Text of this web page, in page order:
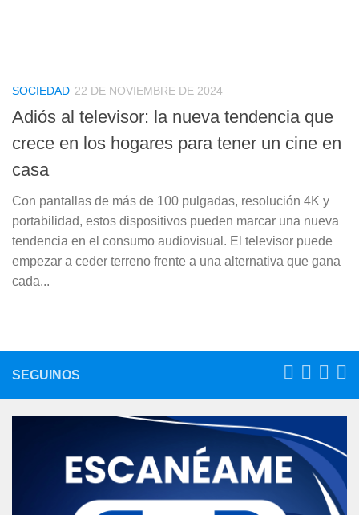
SOCIEDAD 22 DE NOVIEMBRE DE 2024
Adiós al televisor: la nueva tendencia que
crece en los hogares para tener un cine en
casa
Con pantallas de más de 100 pulgadas, resolución 4K y
portabilidad, estos dispositivos pueden marcar una nueva
tendencia en el consumo audiovisual. El televisor puede
empezar a ceder terreno frente a una alternativa que gana
cada...
SEGUINOS